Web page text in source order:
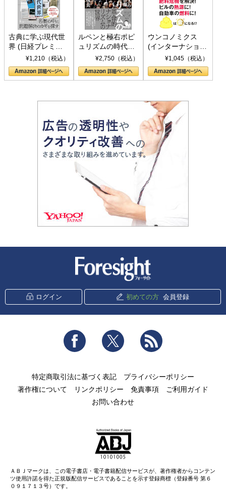
古典に学ぶ現代世
界 (日経プレミア
シリーズ)¥1,210（税込）
ルペンと極右ポピ
ュリズムの時代：
〈ヤヌス〉の二つ
の顔
¥2,750（税込）
ウンコノミクス
(インターナショナ
ル新書)¥1,045（税込）
ログイン 初めての方 会員登録
Facebook Twitter
特定商取引法に基づく表記
プライバシーポリシー
著作権について
リンクポリシー 免責事項
ご利用ガイド
お問い合わせ
ＡＢＪマークは、この電子書店・電子書籍配信サービスが、著作権者からコンテン
ツ使用許諾を得た正規版配信サービスであることを示す登録商標（登録番号 第６
０９１７１３号）です。